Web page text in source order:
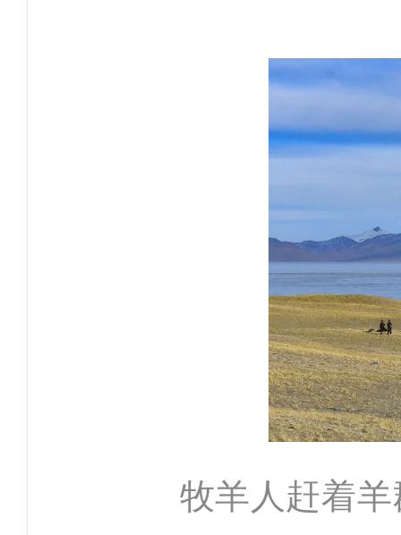
牧羊人赶着